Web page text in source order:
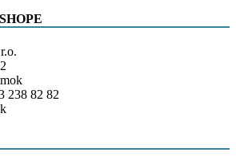
238 82 82